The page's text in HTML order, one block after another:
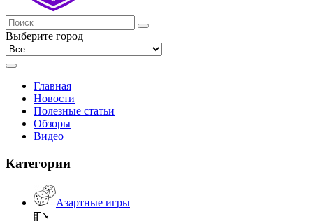
Выберите город
Главная
Новости
Полезные статьи
Обзоры
Видео
Категории
Азартные игры